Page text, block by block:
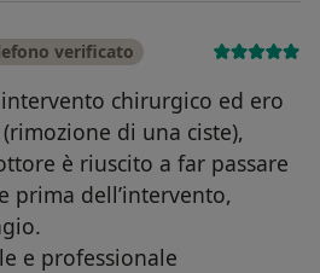
verificato
chirurgico ed ero
di una ciste),
è riuscito a far passare
prima dell’intervento,
e professionale